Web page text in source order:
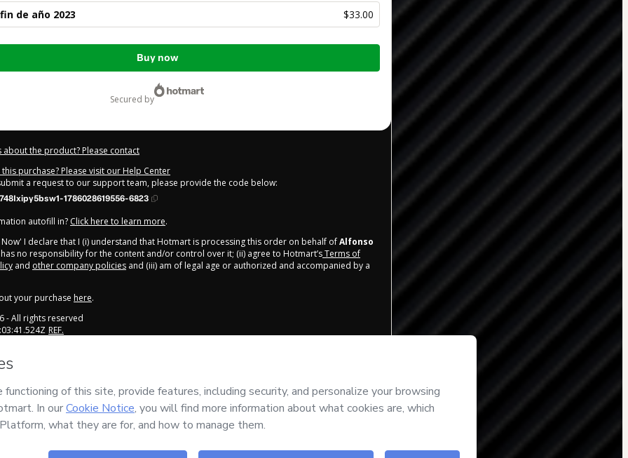
de año 2023 $33.00
Buy now
secured by
about the product? Please contact
purchase? Please visit our Help Center
a request to our support team, please provide the code below:
1786028619556-6823
autofill in? Click here to learn more.
Now' I declare that I (i) understand that Hotmart is processing this order on behalf ofAlfonso
no responsibility for the content and/or control over it; (ii) agree to Hotmart’sTerms of
and other company policies and (iii) am of legal age or authorized and accompanied by a
your purchase here.
- All rights reserved
REF.
is 100%
Secure and authenticated
Access to product delivered